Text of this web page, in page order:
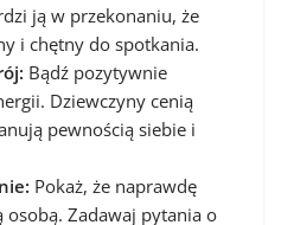
ją w przekonaniu, że
i chętny do spotkania.
Bądź pozytywnie
Dziewczyny cenią
pewnością siebie i
Pokaż, że naprawdę
osobą. Zadawaj pytania o